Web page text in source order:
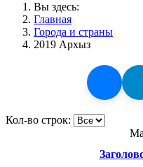
Вы здесь:
Главная
Города и страны
2019 Архыз
Кол-во строк: